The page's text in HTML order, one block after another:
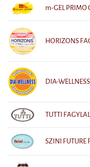
m-GEL PRIMO
HORIZONS
DIA-
TUTTI
SZINI FUTURE